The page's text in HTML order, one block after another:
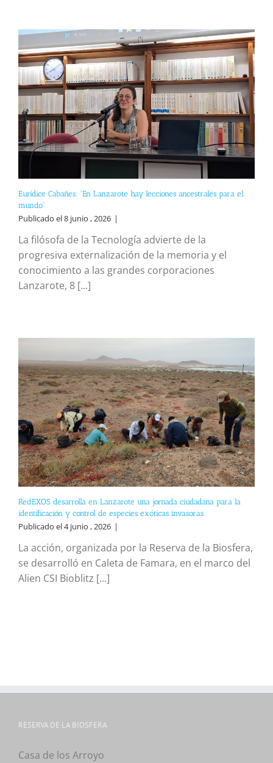
Eurídice Cabañes: “En Lanzarote hay lecciones ancestrales para el
mundo”
Publicado el 8 junio , 2026 |
La filósofa de la Tecnología advierte de la
progresiva externalización de la memoria y el
conocimiento a las grandes corporaciones
Lanzarote, 8 [...]
RedEXOS desarrolla en Lanzarote una jornada ciudadana para la
identificación y control de especies exóticas invasoras
Publicado el 4 junio , 2026 |
La acción, organizada por la Reserva de la Biosfera,
se desarrolló en Caleta de Famara, en el marco del
Alien CSI Bioblitz [...]
RESERVA DE LA BIOSFERA
Casa de los Arroyo